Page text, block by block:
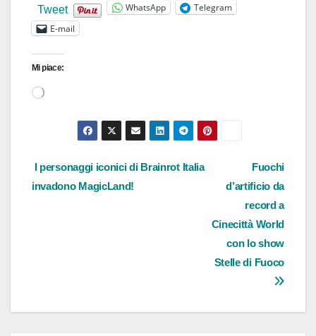
Tweet WhatsApp
Telegram
E-mail
Mi piace:
Caricamento
Navigazione
articoli
Fuochi
d’artificio da
record a
Cinecittà World
con lo show
Stelle di Fuoco
I personaggi iconici di Brainrot Italia
invadono MagicLand!